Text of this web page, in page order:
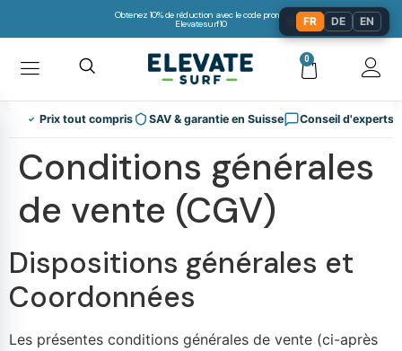
Obtenez 10% de réduction avec le code promo:
Elevatesurf10
0
Prix tout compris SAV & garantie en Suisse Conseil d'experts
Conditions générales
de vente (CGV)
Dispositions générales et
Coordonnées
Les présentes conditions générales de vente (ci-après
FR DE EN